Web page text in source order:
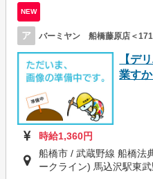
NEW
ア バーミヤン 船橋藤原店＜
【デ
業す
時給1,360円
船橋市 / 武蔵野線 船橋法
ークライン) 馬込沢駅東武